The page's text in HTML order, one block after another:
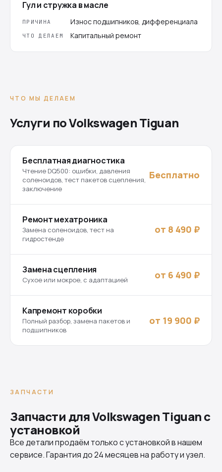
Гул и стружка в масле
ПРИЧИНА Износ подшипников, дифференциала
ЧТО ДЕЛАЕМ Капитальный ремонт
ЧТО МЫ ДЕЛАЕМ
Услуги по Volkswagen Tiguan
Бесплатная диагностика
Чтение DQ500: ошибки, давления
соленоидов, тест пакетов сцепления,
заключение
Бесплатно
Ремонт мехатроника
Замена соленоидов, тест на
гидростенде
от 8 490 ₽
Замена сцепления
Сухое или мокрое, с адаптацией от 6 490 ₽
Капремонт коробки
Полный разбор, замена пакетов и
подшипников
от 19 900 ₽
ЗАПЧАСТИ
Запчасти для Volkswagen Tiguan с
установкой
Все детали продаём только с установкой в нашем
сервисе. Гарантия до 24 месяцев на работу и узел.